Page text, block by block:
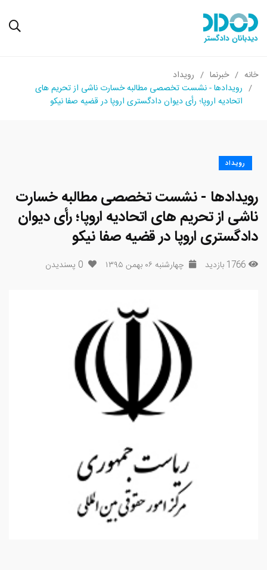
خانه خبرنما
رویداد
رویدادها - نشست تخصصی مطالبه خسارت ناشی از تحریم ­های
اتحادیه اروپا؛ رأی دیوان دادگستری اروپا در قضیه صفا نیکو
رویداد
رویدادها - نشست تخصصی مطالبه خسارت
ناشی از تحریم ­های اتحادیه اروپا؛ رأی دیوان
دادگستری اروپا در قضیه صفا نیکو
1766 بازدید چهارشنبه ۰۶ بهمن ۱۳۹۵ 0 پسندیدن